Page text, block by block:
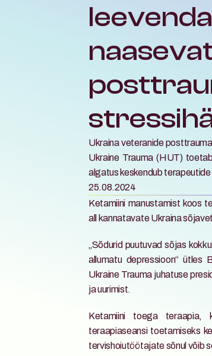
Ukraina veteranide
Ukraine Trauma (HUT)
algatus keskendub
25.08.2024
Ketamiini manustamist koos
all kannatavate Ukraina
„Sõdurid puutuvad sõjas
allumatu depressioon“ ütles
Ukraine Trauma juhatuse
ja uurimist.
Ketamiini toega teraapia,
teraapiaseansi toetamiseks
tervishoiutöötajate sõnul võib